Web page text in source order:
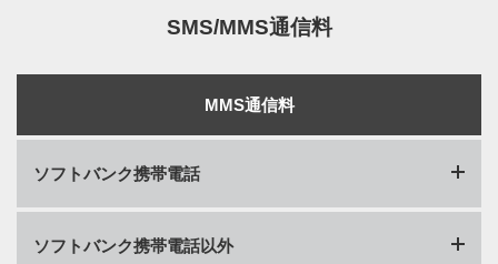
（家族への国内通話無料）
SMS/MMS通信料
MMS通信料
ソフトバンク携帯電話
送信
ソフトバンク携帯電話以外